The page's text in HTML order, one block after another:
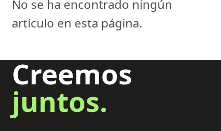
No se ha encontrado ningún
artículo en esta página.
Creemos
juntos.